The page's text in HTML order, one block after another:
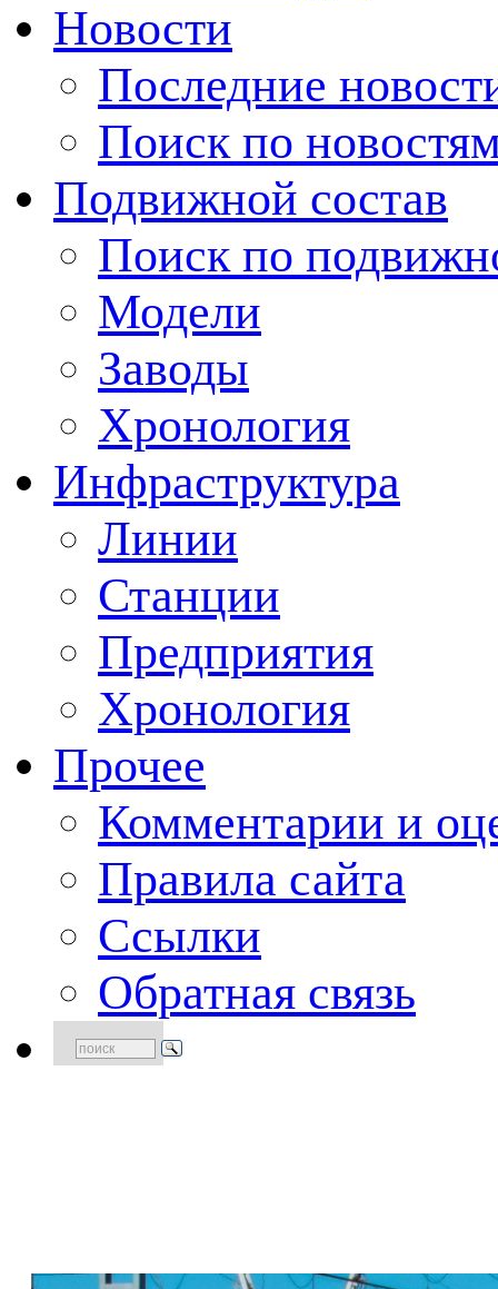
Новости
Последние
Поиск по
Подвижной состав
Поиск по
Модели
Заводы
Хронология
Инфраструктура
Линии
Станции
Предприятия
Хронология
Прочее
Комментарии и
Правила сайта
Ссылки
Обратная связь